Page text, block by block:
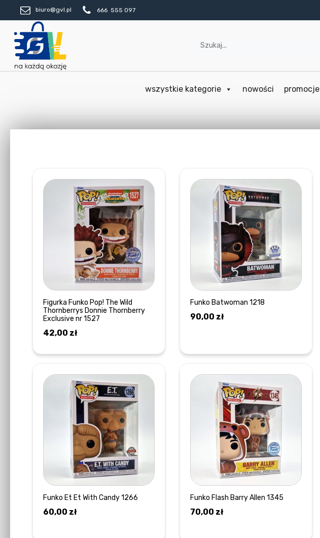
biuro@gvl.pl 666 555 097
wszystkie kategorie nowości promocje
Figurka Funko Pop! The Wild
Thornberrys Donnie Thornberry
Exclusive nr 1527
42,00 zł
Funko Batwoman 1218
90,00 zł
Funko Et Et With Candy 1266
60,00 zł
Funko Flash Barry Allen 1345
70,00 zł